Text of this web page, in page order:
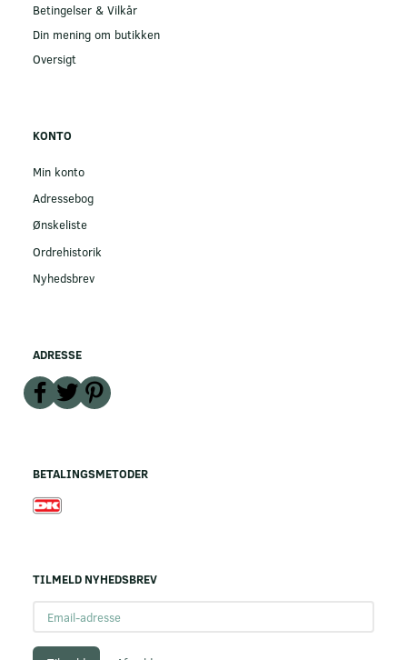
Betingelser & Vilkår
Din mening om butikken
Oversigt
KONTO
Min konto
Adressebog
Ønskeliste
Ordrehistorik
Nyhedsbrev
ADRESSE
BETALINGSMETODER
TILMELD NYHEDSBREV
adresse